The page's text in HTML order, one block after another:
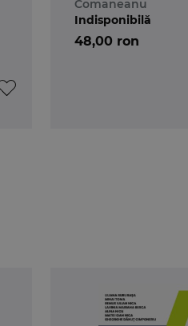
Comaneanu
48,00 ron
Indisponibilă